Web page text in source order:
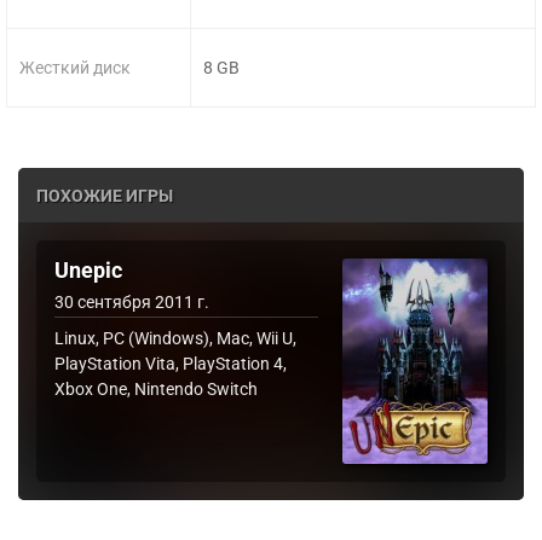
Жесткий диск 8 GB
ПОХОЖИЕ ИГРЫ
Unepic
30 сентября 2011 г.
Linux, PC (Windows), Mac, Wii U,
PlayStation Vita, PlayStation 4,
Xbox One, Nintendo Switch